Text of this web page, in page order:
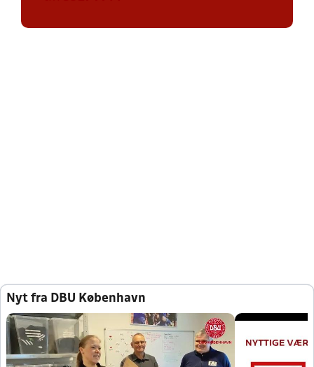
Nyt fra DBU København